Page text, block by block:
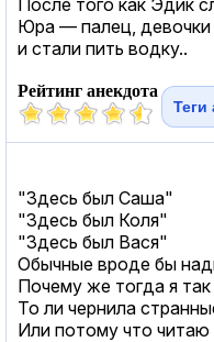
Юра — палец, девочки
и стали пить водку..
Рейтинг анекдота
Теги
"Здесь был Саша"
"Здесь был Коля"
"Здесь был Вася"
Обычные вроде бы
Почему же тогда я так
То ли чернила
Или потому что читаю